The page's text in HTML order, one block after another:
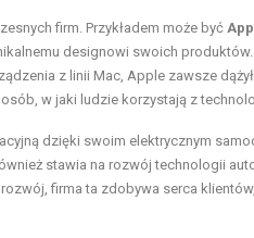
firm. Przykładem może być
designowi swoich produktów.
z linii Mac, Apple zawsze
w jaki ludzie korzystają z
dzięki swoim elektrycznym
stawia na rozwój technologii
firma ta zdobywa serca